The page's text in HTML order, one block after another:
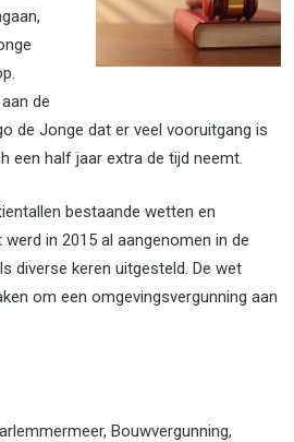
de
de Jonge dat er veel vooruitgang is
een half jaar extra de tijd neemt.
bestaande wetten en
in 2015 al aangenomen in de
diverse keren uitgesteld. De wet
om een omgevingsvergunning aan
Bouwvergunning,